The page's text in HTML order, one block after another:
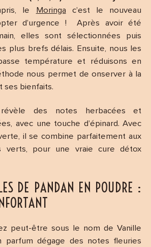
le
Moringa c’est le nouveau
d’urgence ! Après avoir été
elles sont sélectionnées puis
plus brefs délais. Ensuite, nous les
température et réduisons en
nous permet de onserver à la
ses bienfaits.
des notes herbacées et
avec une touche d’épinard. Avec
il se combine parfaitement aux
verts, pour une vraie cure détox
DE PANDAN EN POUDRE :
peut-être sous le nom de Vanille
parfum dégage des notes fleuries